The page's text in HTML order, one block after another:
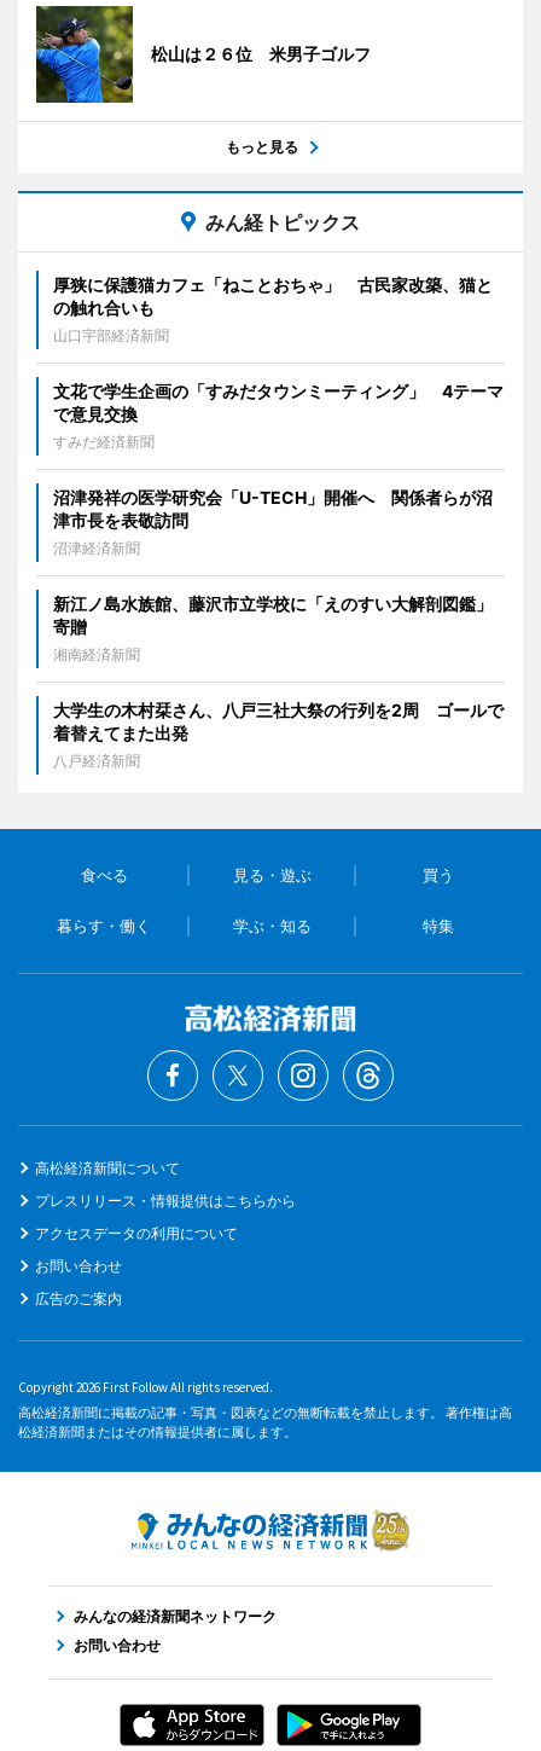
松山は２６位 米男子ゴルフ
もっと見る
みん経トピックス
厚狭に保護猫カフェ「ねことおちゃ」 古民家改築、猫と
の触れ合いも
山口宇部経済新聞
文花で学生企画の「すみだタウンミーティング」 4テーマ
で意見交換
すみだ経済新聞
沼津発祥の医学研究会「U-TECH」開催へ 関係者らが沼
津市長を表敬訪問
沼津経済新聞
新江ノ島水族館、藤沢市立学校に「えのすい大解剖図鑑」
寄贈
湘南経済新聞
大学生の木村栞さん、八戸三社大祭の行列を2周 ゴールで
着替えてまた出発
八戸経済新聞
食べる 見る・遊ぶ 買う
暮らす・働く 学ぶ・知る 特集
高松経済新聞について
プレスリリース・情報提供はこちらから
アクセスデータの利用について
お問い合わせ
広告のご案内
Copyright 2026 First Follow All rights reserved.
高松経済新聞に掲載の記事・写真・図表などの無断転載を禁止します。 著作権は高
松経済新聞またはその情報提供者に属します。
みんなの経済新聞ネットワーク
お問い合わせ